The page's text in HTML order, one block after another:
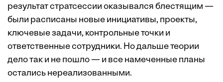
результат стратсессии оказывался блестящим —
были расписаны новые инициативы, проекты,
ключевые задачи, контрольные точки и
ответственные сотрудники. Но дальше теории
дело так и не пошло — и все намеченные планы
остались нереализованными.